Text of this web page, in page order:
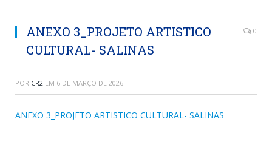
ANEXO 3_PROJETO ARTISTICO
CULTURAL- SALINAS
0
POR CR2 EM 6 DE MARÇO DE 2026
ANEXO 3_PROJETO ARTISTICO CULTURAL- SALINAS